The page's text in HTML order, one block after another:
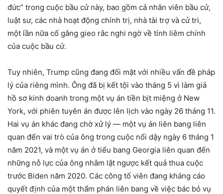
đức” trong cuộc bầu cử này, bao gồm cả nhân viên bầu cử,
luật sư, các nhà hoạt động chính trị, nhà tài trợ và cử tri,
một lần nữa cố gắng gieo rắc nghi ngờ về tính liêm chính
của cuộc bầu cử.
Tuy nhiên, Trump cũng đang đối mặt với nhiều vấn đề pháp
lý của riêng mình. Ông đã bị kết tội vào tháng 5 vì làm giả
hồ sơ kinh doanh trong một vụ án tiền bịt miệng ở New
York, với phiên tuyên án được lên lịch vào ngày 26 tháng 11.
Hai vụ án khác đang chờ xử lý — một vụ án liên bang liên
quan đến vai trò của ông trong cuộc nổi dậy ngày 6 tháng 1
năm 2021, và một vụ án ở tiểu bang Georgia liên quan đến
những nỗ lực của ông nhằm lật ngược kết quả thua cuộc
trước Biden năm 2020. Các công tố viên đang kháng cáo
quyết định của một thẩm phán liên bang về việc bác bỏ vụ